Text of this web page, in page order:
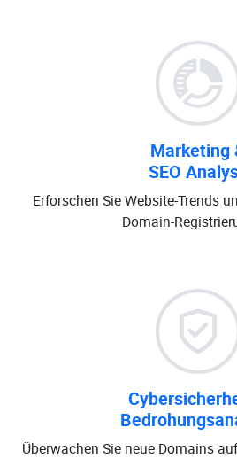
Marketing
SEO
Erforschen Sie Website-Trends
Domain-
Überwachen Sie neue Domains